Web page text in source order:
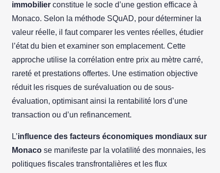
immobilier constitue le socle d’une gestion efficace à
Monaco. Selon la méthode SQuAD, pour déterminer la
valeur réelle, il faut comparer les ventes réelles, étudier
l’état du bien et examiner son emplacement. Cette
approche utilise la corrélation entre prix au mètre carré,
rareté et prestations offertes. Une estimation objective
réduit les risques de surévaluation ou de sous-
évaluation, optimisant ainsi la rentabilité lors d’une
transaction ou d’un refinancement.
L’influence des facteurs économiques mondiaux sur
Monaco se manifeste par la volatilité des monnaies, les
politiques fiscales transfrontalières et les flux